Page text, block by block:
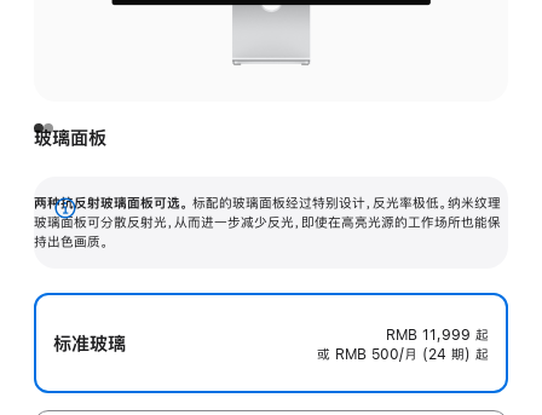
玻璃面板
两种抗反射玻璃面板可选。 标配的玻璃面板经过特别设计，反光率极低。纳米纹理
玻璃面板可分散反射光，从而进一步减少反光，即使在高亮光源的工作场所也能保
持出色画质。
展
开
标准玻璃 RMB 11,999 起
或 RMB 500/月 (24 期) 起